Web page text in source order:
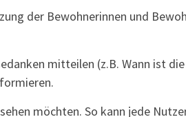
der Bewohnerinnen und
mitteilen (z.B. Wann ist
möchten. So kann jede